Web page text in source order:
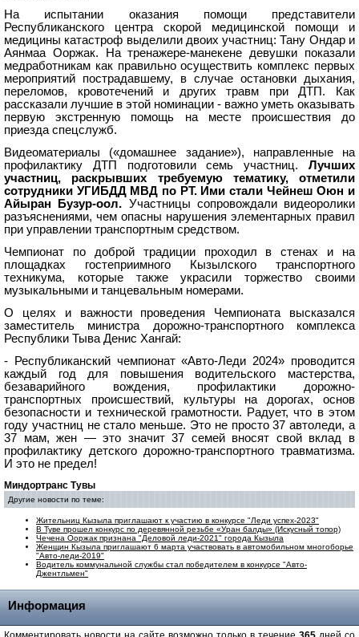
На испытании оказания помощи представители
Республиканского центра скорой медицинской помощи и
медицины катастроф выделили двоих участниц: Тану Ондар и
Аянмаа Ооржак. На тренажере-манекене девушки показали
медработникам как правильно осуществить комплекс первых
мероприятий пострадавшему, в случае остановки дыхания,
переломов, кровотечений и других травм при ДТП. Как
рассказали лучшие в этой номинации - важно уметь оказывать
первую экстренную помощь на месте происшествия до
приезда спецслужб.
Видеоматериалы («домашнее задание»), направленные на
профилактику ДТП подготовили семь участниц. Лучших
участниц, раскрывших требуемую тематику, отметили
сотрудники УГИБДД МВД по РТ. Ими стали Чейнеш Оюн и
Айыран Бузур-оол. Участницы сопровождали видеоролики
разъяснениями, чем опасны нарушения элементарных правил
при управлении транспортным средством.
Чемпионат по доброй традиции проходил в стенах и на
площадках гостеприимного Кызылского транспортного
техникума, которые также украсили торжество своими
музыкальными и танцевальным номерами.
О целях и важности проведения Чемпионата высказался
заместитель министра дорожно-транспортного комплекса
Республики Тыва Денис Хангай:
- Республиканский чемпионат «Авто-Леди 2024» проводится
каждый год для повышения водительского мастерства,
безаварийного вождения, профилактики дорожно-
транспортных происшествий, культуры на дорогах, основ
безопасности и технической грамотности. Радует, что в этом
году участниц не стало меньше. Это не просто 37 автоледи, а
37 мам, жен — это значит 37 семей вносят свой вклад в
профилактику детского дорожно-транспортного травматизма.
И это не предел!
Миндортранс Тувы
Другие новости по теме:
Жительниц Кызыла приглашают к участию в конкурсе "Леди успех-2023"
В Туве прошел конкурс по деревянной резьбе «Уран балды» (Искусный топор)
Чечена Ооржак признана "Деловой леди-2021" города Кызыла
Женщин Кызыла приглашают 6 марта участвовать в автомобильном многоборье
"Авто-леди-2019"
Водитель коммунальной службы стал победителем в конкурсе "Авто-
Джентльмен"
Информация